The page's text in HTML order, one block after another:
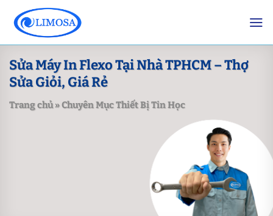
content
Sửa Máy In Flexo Tại Nhà TPHCM – Thợ
Sửa Giỏi, Giá Rẻ
Trang chủ»Chuyên Mục Thiết Bị Tin Học